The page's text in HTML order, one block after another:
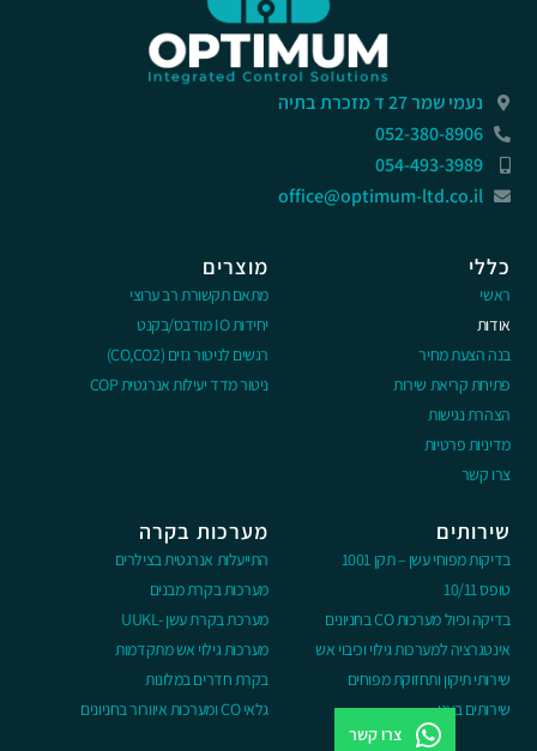
נעמי שמר 27 ד מזכרת בתיה
052-380-8906
054-493-3989
office@optimum-ltd.co.il
כללי
ראשי
אודות
בנה הצעת מחיר
פתיחת קריאת שירות
הצהרת נגישות
מדיניות פרטיות
צרו קשר
מוצרים
מתאם תקשורת רב ערוצי
יחידות IO מודבס/בקנט
רגשים לניטור גזים (CO,CO2)
ניטור מדד יעילות אנרגטית COP
שירותים
בדיקות מפוחי עשן – תקן 1001
טופס 10/11
בדיקה וכיול מערכות CO בחניונים
אינטגרציה למערכות גילוי וכיבוי אש
שירותי תיקון ותחזוקת מפוחים
שירותים בענן
מערכות בקרה
התייעלות אנרגטית בצילרים
מערכות בקרת מבנים
מערכת בקרת עשן -UUKL
מערכות גילוי אש מתקדמות
בקרת חדרים במלונות
גלאי CO ומערכות איוורור בחניונים
צרו קשר